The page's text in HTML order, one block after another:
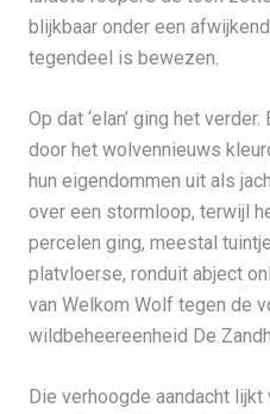
blijkbaar onder een
tegendeel is bewezen.
Op dat ‘elan’ ging het
door het wolvennieuws
hun eigendommen uit als
over een stormloop, terwijl
percelen ging, meestal
platvloerse, ronduit abject
van Welkom Wolf tegen de
wildbeheereenheid De
Die verhoogde aandacht